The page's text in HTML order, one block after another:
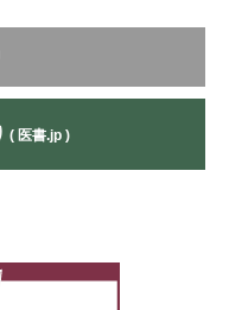
( 医書.jp )